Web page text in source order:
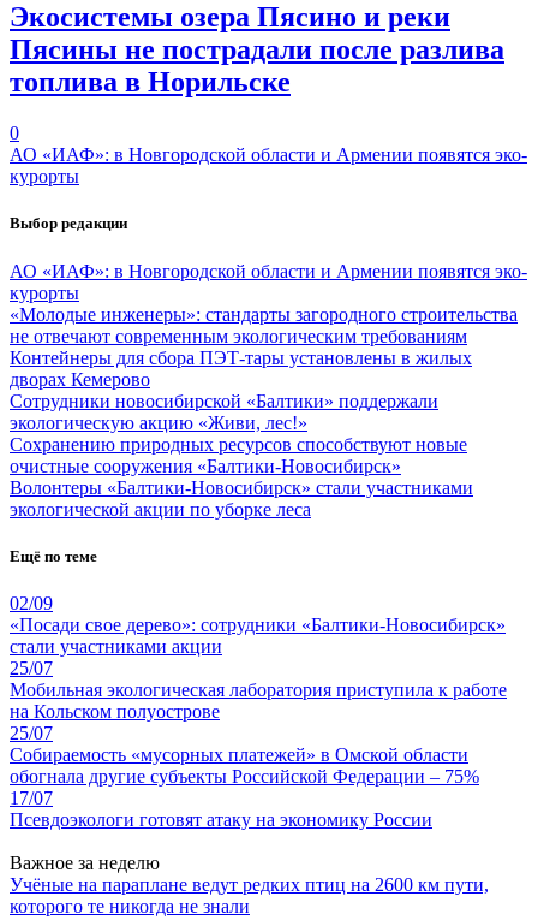
Экосистемы озера Пясино и реки
Пясины не пострадали после разлива
топлива в Норильске
0
АО «ИАФ»: в Новгородской области и Армении появятся эко-
курорты
Выбор редакции
АО «ИАФ»: в Новгородской области и Армении появятся эко-
курорты
«Молодые инженеры»: стандарты загородного строительства
не отвечают современным экологическим требованиям
Контейнеры для сбора ПЭТ-тары установлены в жилых
дворах Кемерово
Сотрудники новосибирской «Балтики» поддержали
экологическую акцию «Живи, лес!»
Сохранению природных ресурсов способствуют новые
очистные сооружения «Балтики-Новосибирск»
Волонтеры «Балтики-Новосибирск» стали участниками
экологической акции по уборке леса
Ещё по теме
02/09
«Посади свое дерево»: сотрудники «Балтики-Новосибирск»
стали участниками акции
25/07
Мобильная экологическая лаборатория приступила к работе
на Кольском полуострове
25/07
Собираемость «мусорных платежей» в Омской области
обогнала другие субъекты Российской Федерации – 75%
17/07
Псевдоэкологи готовят атаку на экономику России
Важное за неделю
Учёные на параплане ведут редких птиц на 2600 км пути,
которого те никогда не знали